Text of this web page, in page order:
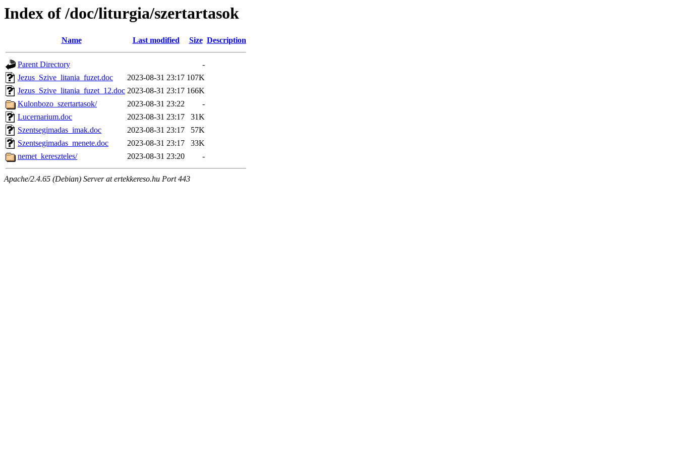
Index of /doc/liturgia/szertartasok
Name Last modified Size Description
Parent Directory
-
Jezus_Szive_litania_fuzet.doc
2023-08-31 23:17 107K
Jezus_Szive_litania_fuzet_12.doc 2023-08-31 23:17 166K
Kulonbozo_szertartasok/
2023-08-31 23:22
-
Lucernarium.doc
2023-08-31 23:17
31K
Szentsegimadas_imak.doc
2023-08-31 23:17
57K
Szentsegimadas_menete.doc
2023-08-31 23:17
33K
nemet_kereszteles/
2023-08-31 23:20 -
Apache/2.4.65 (Debian) Server at ertekkereso.hu Port 443